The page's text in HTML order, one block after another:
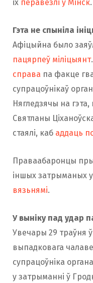
іх перавезлі ў Мінск.
Гэта не спыніла
Афіцыйна было
пацярпеў міліцыянт
справа па факце
супрацоўнікаў
Нягледзячы на ​​гэта,
Святланы
стаялі, каб аддаць
Праваабаронцы
іншых затрыманых
вязьнямі.
У выніку пад удар
Увечары 29 траўня
выпадковага
супрацоўніка
у затрыманні ў